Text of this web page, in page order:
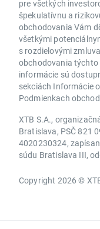
pre všetkých
špekulatívnu a
obchodovania Vám
všetkými
s rozdielovými
obchodovania
informácie sú
sekciách Informácie
Podmienkach
XTB S.A.,
Bratislava, PSČ 821
4020230324,
súdu Bratislava III,
Copyright 2026 ©